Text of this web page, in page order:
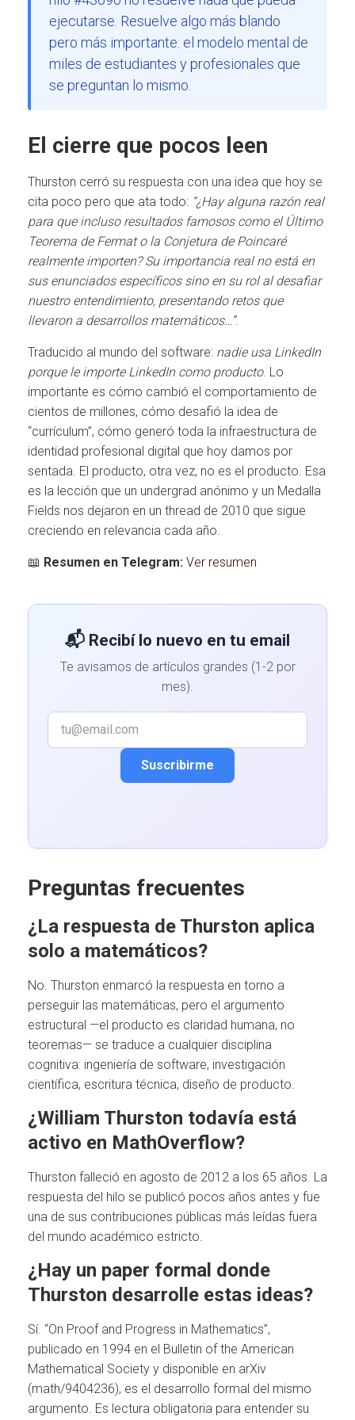
ejecutarse. Resuelve algo más blando
pero más importante: el modelo mental de
miles de estudiantes y profesionales que
se preguntan lo mismo.
El cierre que pocos leen
Thurston cerró su respuesta con una idea que hoy se
cita poco pero que ata todo: “¿Hay alguna razón real
para que incluso resultados famosos como el Último
Teorema de Fermat o la Conjetura de Poincaré
realmente importen? Su importancia real no está en
sus enunciados específicos sino en su rol al desafiar
nuestro entendimiento, presentando retos que
llevaron a desarrollos matemáticos…”.
Traducido al mundo del software: nadie usa LinkedIn
porque le importe LinkedIn como producto. Lo
importante es cómo cambió el comportamiento de
cientos de millones, cómo desafió la idea de
“currículum”, cómo generó toda la infraestructura de
identidad profesional digital que hoy damos por
sentada. El producto, otra vez, no es el producto. Esa
es la lección que un undergrad anónimo y un Medalla
Fields nos dejaron en un thread de 2010 que sigue
creciendo en relevancia cada año.
📖 Resumen en Telegram: Ver resumen
📬 Recibí lo nuevo en tu email
Te avisamos de artículos grandes (1-2 por
mes).
Suscribirme
Preguntas frecuentes
¿La respuesta de Thurston aplica
solo a matemáticos?
No. Thurston enmarcó la respuesta en torno a
perseguir las matemáticas, pero el argumento
estructural —el producto es claridad humana, no
teoremas— se traduce a cualquier disciplina
cognitiva: ingeniería de software, investigación
científica, escritura técnica, diseño de producto.
¿William Thurston todavía está
activo en MathOverflow?
Thurston falleció en agosto de 2012 a los 65 años. La
respuesta del hilo se publicó pocos años antes y fue
una de sus contribuciones públicas más leídas fuera
del mundo académico estricto.
¿Hay un paper formal donde
Thurston desarrolle estas ideas?
Sí. “On Proof and Progress in Mathematics”,
publicado en 1994 en el Bulletin of the American
Mathematical Society y disponible en arXiv
(math/9404236), es el desarrollo formal del mismo
argumento. Es lectura obligatoria para entender su